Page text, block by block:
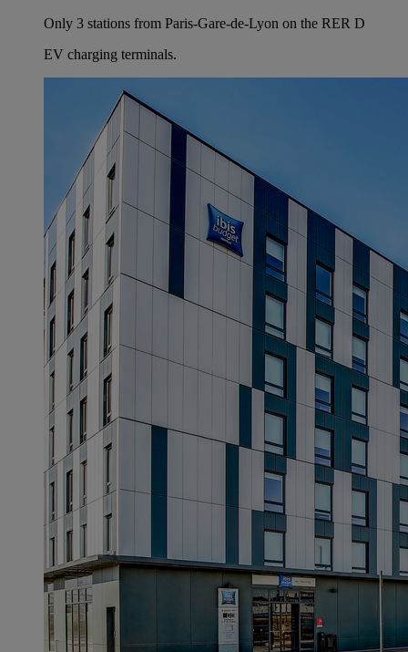
Only 3 stations from Paris-Gare-de-Lyon on the RER D
EV charging terminals.